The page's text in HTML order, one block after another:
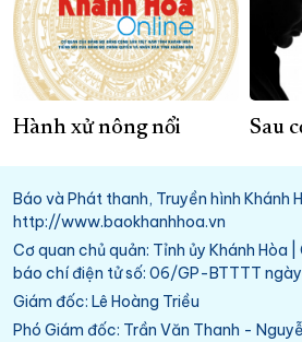
Hành xử nông nổi Sau
Báo và Phát thanh, Truyền hình Khánh
http://www.baokhanhhoa.vn
Cơ quan chủ quản: Tỉnh ủy Khánh Hòa
báo chí điện tử số: 06/GP-BTTTT
Giám đốc: Lê Hoàng Triều
Phó Giám đốc: Trần Văn Thanh -